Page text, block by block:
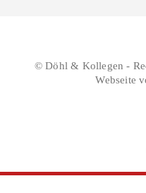
© Döhl & Kollegen -
Webseite